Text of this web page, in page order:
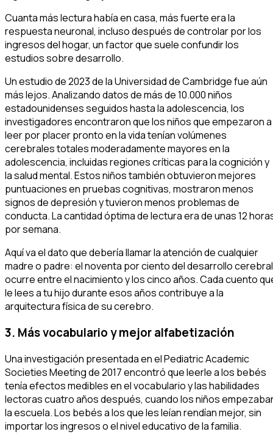
Cuanta más lectura había en casa, más fuerte era la
respuesta neuronal, incluso después de controlar por los
ingresos del hogar, un factor que suele confundir los
estudios sobre desarrollo.
Un estudio de 2023 de la Universidad de Cambridge fue aún
más lejos. Analizando datos de más de 10.000 niños
estadounidenses seguidos hasta la adolescencia, los
investigadores encontraron que los niños que empezaron a
leer por placer pronto en la vida tenían volúmenes
cerebrales totales moderadamente mayores en la
adolescencia, incluidas regiones críticas para la cognición y
la salud mental. Estos niños también obtuvieron mejores
puntuaciones en pruebas cognitivas, mostraron menos
signos de depresión y tuvieron menos problemas de
conducta. La cantidad óptima de lectura era de unas 12
por semana.
Aquí va el dato que debería llamar la atención de cualquier
madre o padre: el noventa por ciento del desarrollo cerebral
ocurre entre el nacimiento y los cinco años. Cada cuento
le lees a tu hijo durante esos años contribuye a la
arquitectura física de su cerebro.
3. Más vocabulario y mejor alfabetización
Una investigación presentada en el Pediatric Academic
Societies Meeting de 2017 encontró que leerle a los bebés
tenía efectos medibles en el vocabulario y las habilidades
lectoras cuatro años después, cuando los niños
la escuela. Los bebés a los que les leían rendían mejor, sin
importar los ingresos o el nivel educativo de la familia.